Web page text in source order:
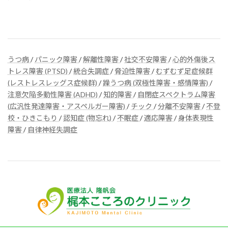
うつ病/パニック障害/解離性障害/社交不安障害/心的外傷後ス
トレス障害 (PTSD) /統合失調症/脅迫性障害/むずむず足症候群
(レストレスレッグス症候群) /躁うつ病 (双極性障害・感情障害) /
注意欠陥多動性障害 (ADHD) /知的障害/ 自閉症スペクトラム障害
(広汎性発達障害・アスペルガー障害) /チック /分離不安障害/不登
校・ひきこもり /認知症 (物忘れ) /不眠症/適応障害/身体表現性
障害/ 自律神経失調症